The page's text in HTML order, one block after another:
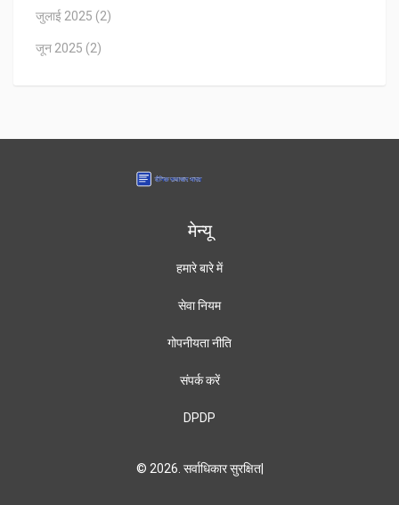
जुलाई 2025 (2)
जून 2025 (2)
मेन्यू
हमारे बारे में
सेवा नियम
गोपनीयता नीति
संपर्क करें
DPDP
© 2026. सर्वाधिकार सुरक्षित|